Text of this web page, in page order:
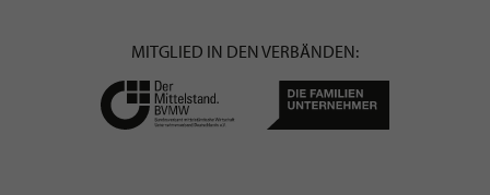
MITGLIED IN DEN VERBÄNDEN: